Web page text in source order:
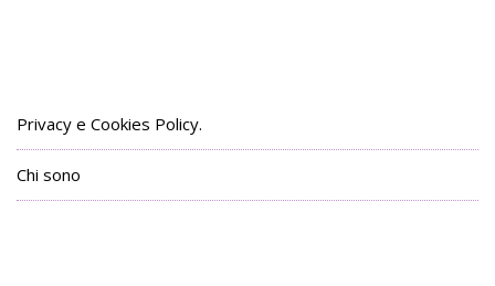
Privacy e Cookies Policy.
Chi sono